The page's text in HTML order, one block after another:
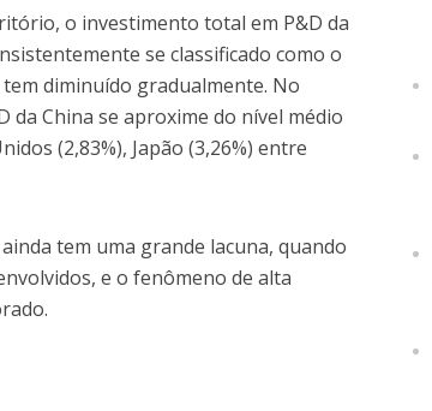
o investimento total em P&D da
se classificado como o
diminuído gradualmente. No
da China se aproxime do nível médio
(2,83%), Japão (3,26%) entre
tem uma grande lacuna, quando
e o fenômeno de alta